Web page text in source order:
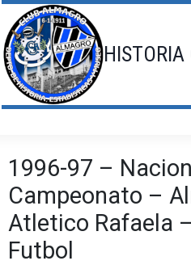
Saltar
al
contenido
1996-97 –
Campeonato –
Atletico Rafaela
Futbol